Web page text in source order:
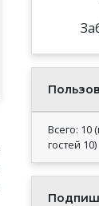
Всего: 10
гостей 10)